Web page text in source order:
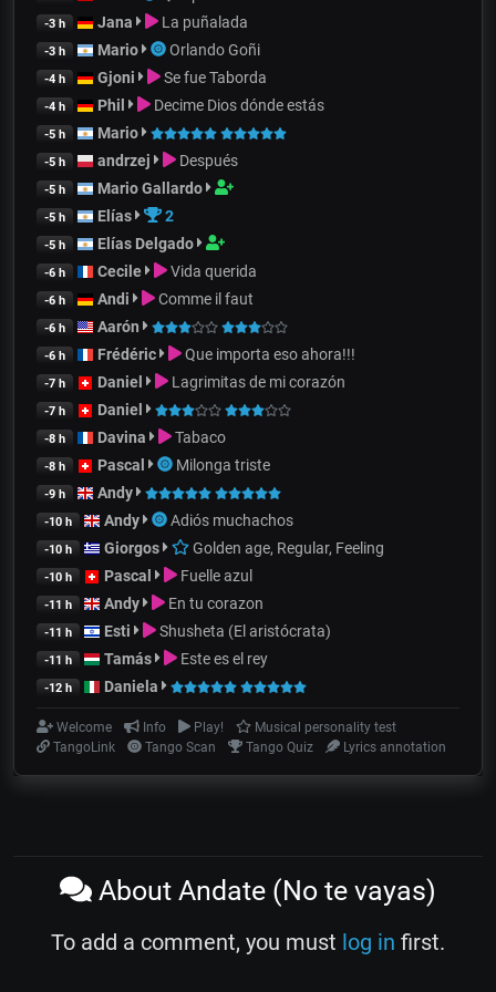
-3 h Jana La puñalada
-3 h Mario Orlando Goñi
-4 h Gjoni Se fue Taborda
-4 h Phil Decime Dios dónde estás
-5 h Mario
-5 h andrzej Después
-5 h Mario Gallardo
-5 h Elías 2
-5 h Elías Delgado
-6 h Cecile Vida querida
-6 h Andi Comme il faut
-6 h Aarón
-6 h Frédéric Que importa eso ahora!!!
-7 h Daniel Lagrimitas de mi corazón
-7 h Daniel
-8 h Davina Tabaco
-8 h Pascal Milonga triste
-9 h Andy
-10 h Andy Adiós muchachos
-10 h Giorgos Golden age, Regular, Feeling
-10 h Pascal Fuelle azul
-11 h Andy En tu corazon
-11 h Esti Shusheta (El aristócrata)
-11 h Tamás Este es el rey
-12 h Daniela
Welcome Info Play!
Musical personality test
TangoLink
Tango Scan Tango Quiz Lyrics annotation
About Andate (No te vayas)
To add a comment, you must log in first.